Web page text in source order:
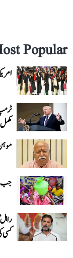
Popular
مکمل
جب
کسی